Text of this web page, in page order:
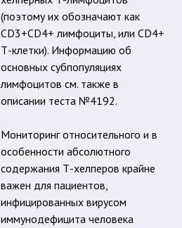
(поэтому их обозначают как
CD3+CD4+ лимфоциты, или CD4+
Т-клетки). Информацию об
основных субпопуляциях
лимфоцитов см. также в
описании теста №4192.
Мониторинг относительного и в
особенности абсолютного
содержания Т-хелперов крайне
важен для пациентов,
инфицированных вирусом
иммунодефицита человека